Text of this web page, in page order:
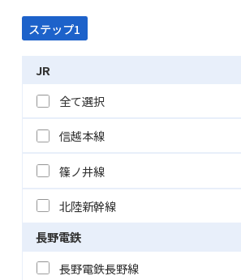
ステップ1
JR
全て選択
信越本線
篠ノ井線
北陸新幹線
長野電鉄
長野電鉄長野線